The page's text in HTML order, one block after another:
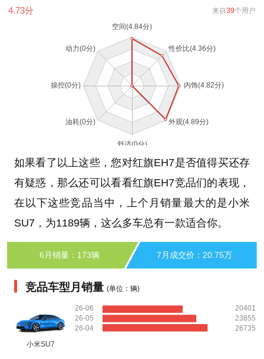
4.73分 来自39个用户
如果看了以上这些，您对红旗EH7是否值得买还存
有疑惑，那么还可以看看红旗EH7竞品们的表现，
在以下这些竞品当中，上个月销量最大的是小米
SU7，为1189辆，这么多车总有一款适合你。
6月销量：173辆 7月成交价：20.75万
竞品车型月销量 (单位：辆)
小米SU7
26-06
26-05
26-04
20401
23855
26735